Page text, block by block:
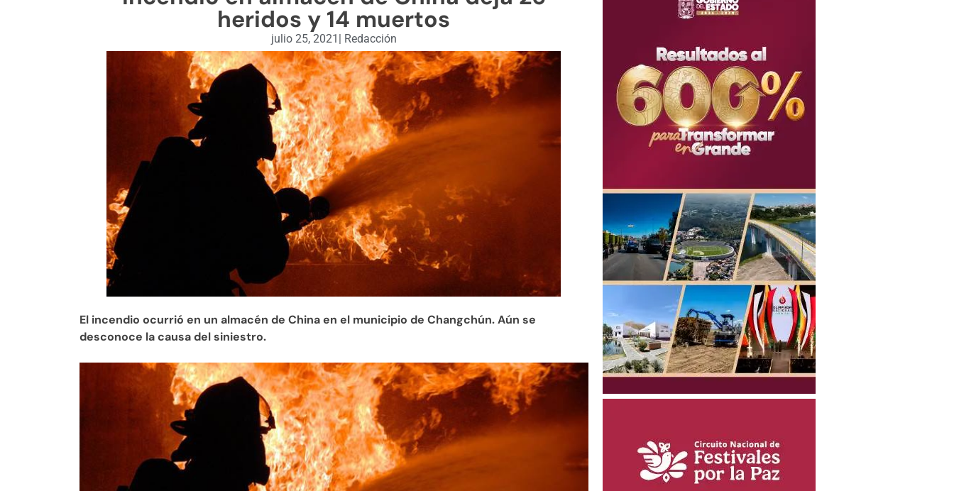
heridos y 14 muertos
julio 25, 2021 Redacción
El incendio ocurrió en un almacén de China en el municipio de Changchún. Aún se
desconoce la causa del siniestro.